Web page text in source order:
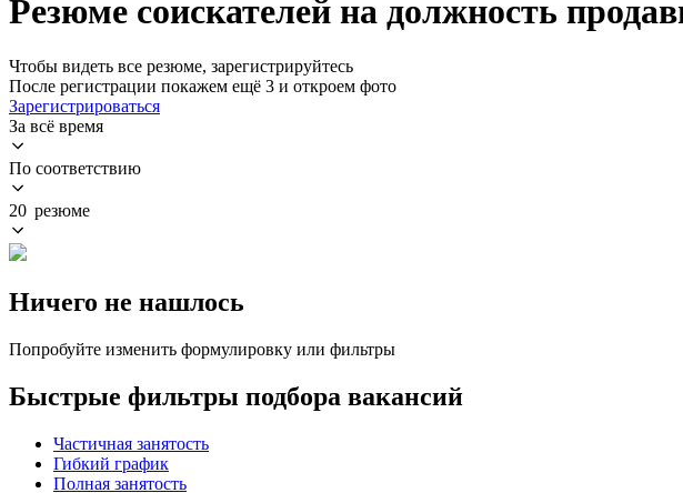
Резюме соискателей на должность
Чтобы видеть все резюме, зарегистрируйтесь
После регистрации покажем ещё 3 и откроем фото
Зарегистрироваться
За всё время
По соответствию
20 резюме
Ничего не нашлось
Попробуйте изменить формулировку или фильтры
Быстрые фильтры подбора вакансий
Частичная занятость
Гибкий график
Полная занятость